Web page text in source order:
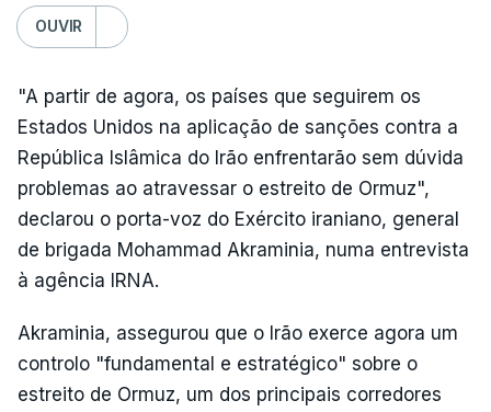
OUVIR
"A partir de agora, os países que seguirem os
Estados Unidos na aplicação de sanções contra a
República Islâmica do Irão enfrentarão sem dúvida
problemas ao atravessar o estreito de Ormuz",
declarou o porta-voz do Exército iraniano, general
de brigada Mohammad Akraminia, numa entrevista
à agência IRNA.
Akraminia, assegurou que o Irão exerce agora um
controlo "fundamental e estratégico" sobre o
estreito de Ormuz, um dos principais corredores